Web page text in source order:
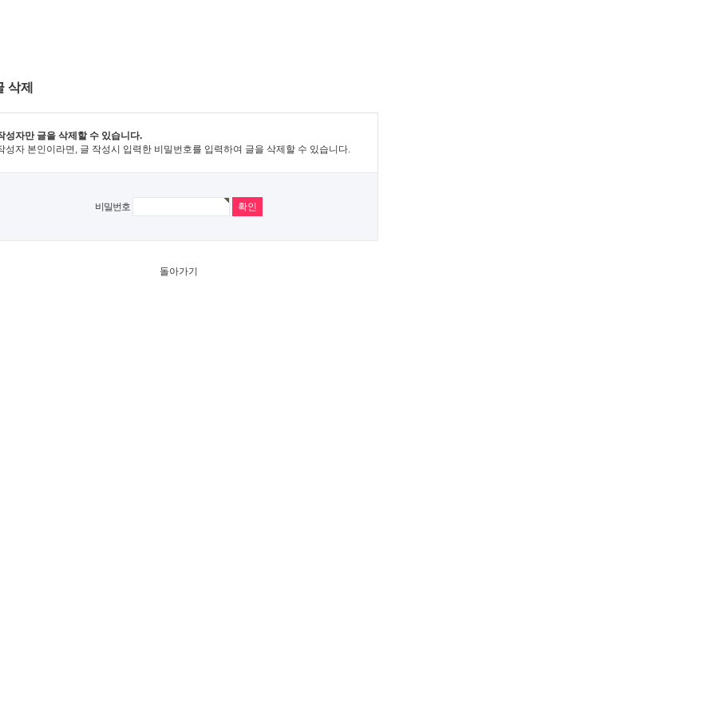
삭제
성자만 글을 삭제할 수 있습니다.
성자 본인이라면, 글 작성시 입력한 비밀번호를 입력하여 글을 삭제할 수 있습니다.
비밀번호
돌아가기